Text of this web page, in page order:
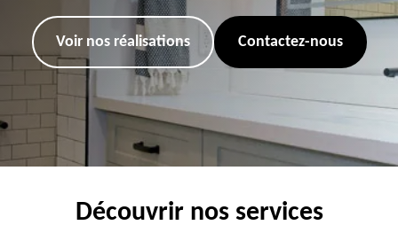
Voir nos réalisations Contactez-nous
Découvrir nos services